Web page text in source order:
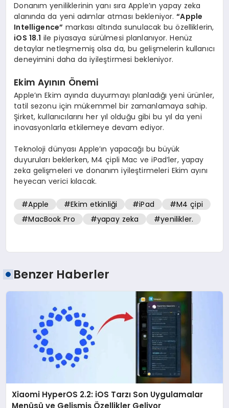
Donanım yeniliklerinin yanı sıra Apple’ın yapay zeka
alanında da yeni adımlar atması bekleniyor.“Apple
Intelligence” markası altında sunulacak bu özelliklerin,
iOS 18.1 ile piyasaya sürülmesi planlanıyor. Henüz
detaylar netleşmemiş olsa da, bu gelişmelerin kullanıcı
deneyimini daha da iyileştirmesi bekleniyor.
Ekim Ayının Önemi
Apple’ın Ekim ayında duyurmayı planladığı yeni ürünler,
tatil sezonu için mükemmel bir zamanlamaya sahip.
Şirket, kullanıcılarını her yıl olduğu gibi bu yıl da yeni
inovasyonlarla etkilemeye devam ediyor.
Teknoloji dünyası Apple’ın yapacağı bu büyük
duyuruları beklerken, M4 çipli Mac ve iPad’ler, yapay
zeka gelişmeleri ve donanım iyileştirmeleri Ekim ayını
heyecan verici kılacak.
#Apple #Ekim etkinliği #iPad
#M4 çipi
#MacBook Pro
#yapay zeka #yenilikler.
Benzer Haberler
Xiaomi HyperOS 2.2: iOS Tarzı Son Uygulamalar
Menüsü ve Gelişmiş Özellikler Geliyor